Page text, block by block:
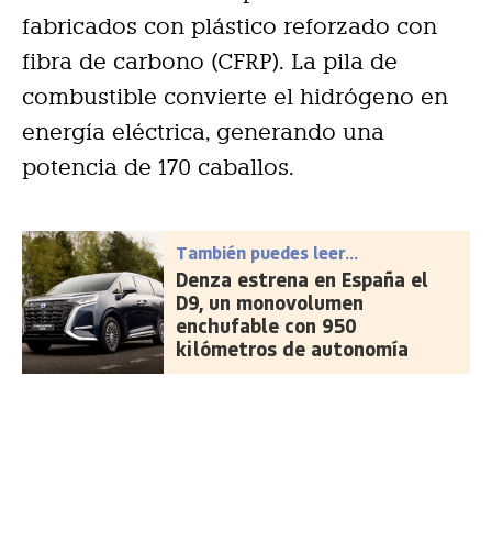
fabricados con plástico reforzado con
fibra de carbono (CFRP). La pila de
combustible convierte el hidrógeno en
energía eléctrica, generando una
potencia de 170 caballos.
También puedes leer...
Denza estrena en España el
D9, un monovolumen
enchufable con 950
kilómetros de autonomía